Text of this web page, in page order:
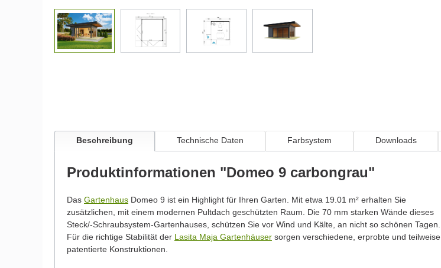
Beschreibung Technische Daten Farbsystem Downloads
Produktinformationen "Domeo 9 carbongrau"
Das Gartenhaus Domeo 9 ist ein Highlight für Ihren Garten. Mit etwa 19.01 m² erhalten Sie
zusätzlichen, mit einem modernen Pultdach geschützten Raum. Die 70 mm starken Wände dieses
Steck/-Schraubsystem-Gartenhauses, schützen Sie vor Wind und Kälte, an nicht so schönen Tagen.
Für die richtige Stabilität der Lasita Maja Gartenhäuser sorgen verschiedene, erprobte und teilweise
patentierte Konstruktionen.